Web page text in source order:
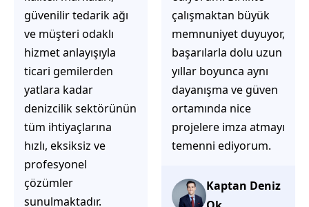
çalışmaktan büyük
memnuniyet duyuyor,
başarılarla dolu uzun
yıllar boyunca aynı
dayanışma ve güven
ortamında nice
projelere imza atmayı
temenni ediyorum.
Kaptan Deniz
sunmaya çalışıyorlar.
Müşteri
memnuniyetini ön
planda tutan
yaklaşımları, ilgili
iletişimleri ve
güvenilir hizmet
anlayışları sayesinde
başarılı bir ekip
olduklarını